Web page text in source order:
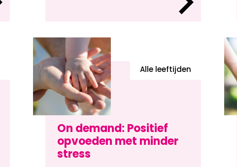
On demand: Positief
opvoeden met minder
stress
Alle leeftijden